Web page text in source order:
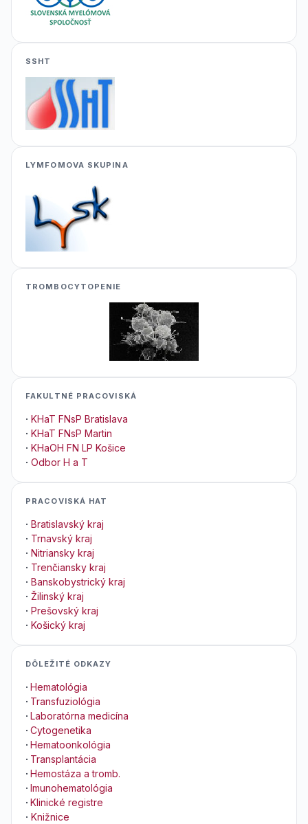
SSHT
LYMFOMOVA SKUPINA
TROMBOCYTOPENIE
FAKULTNÉ PRACOVISKÁ
· KHaT FNsP Bratislava
· KHaT FNsP Martin
· KHaOH FN LP Košice
· Odbor H a T
PRACOVISKÁ HAT
· Bratislavský kraj
· Trnavský kraj
· Nitriansky kraj
· Trenčiansky kraj
· Banskobystrický kraj
· Žilinský kraj
· Prešovský kraj
· Košický kraj
DÔLEŽITÉ ODKAZY
· Hematológia
· Transfuziológia
· Laboratórna medicína
· Cytogenetika
· Hematoonkológia
· Transplantácia
· Hemostáza a tromb.
· Imunohematológia
· Klinické registre
· Knižnice